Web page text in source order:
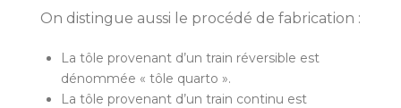
On distingue aussi le procédé de fabrication :
La tôle provenant d’un train réversible est
dénommée « tôle quarto ».
La tôle provenant d’un train continu est